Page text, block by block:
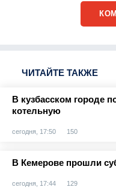
ЧИТАЙТЕ ТАКЖЕ
В кузбасском городе
котельную
сегодня, 17:50 150
В Кемерове прошли
сегодня, 17:44 129